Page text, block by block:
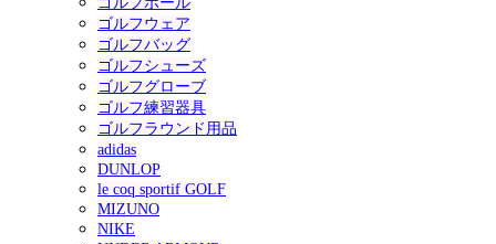
ゴルフウェア
ゴルフバッグ
ゴルフシューズ
ゴルフグローブ
ゴルフ練習器具
ゴルフラウンド用品
adidas
DUNLOP
le coq sportif GOLF
MIZUNO
NIKE